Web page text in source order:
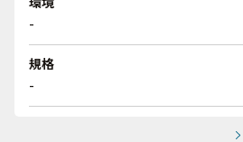
-
規格
-